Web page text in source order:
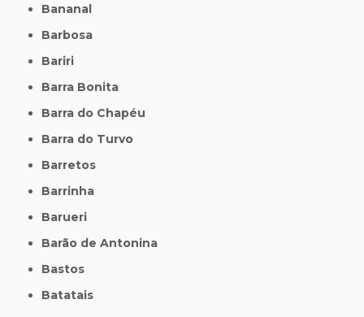
Bananal
Barbosa
Bariri
Barra Bonita
Barra do Chapéu
Barra do Turvo
Barretos
Barrinha
Barueri
Barão de Antonina
Bastos
Batatais